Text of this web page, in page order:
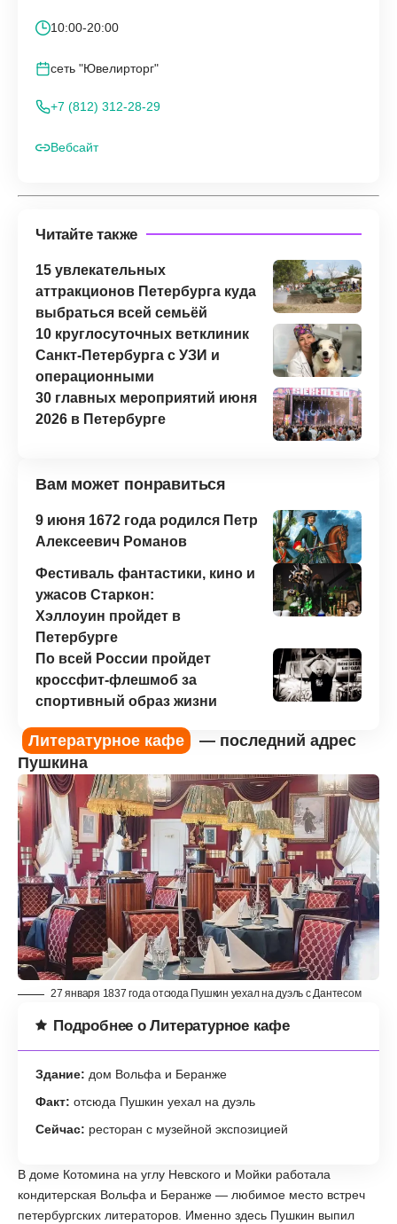
10:00-20:00
сеть "Ювелирторг"
+7 (812) 312-28-29
Вебсайт
Читайте также
15 увлекательных
аттракционов Петербурга куда
выбраться всей семьёй
10 круглосуточных ветклиник
Санкт-Петербурга с УЗИ и
операционными
30 главных мероприятий июня
2026 в Петербурге
Вам может понравиться
9 июня 1672 года родился Петр
Алексеевич Романов
Фестиваль фантастики, кино и
ужасов Старкон:
Хэллоуин пройдет в
Петербурге
По всей России пройдет
кроссфит-флешмоб за
спортивный образ жизни
Литературное кафе
— последний адрес
Пушкина
27 января 1837 года отсюда Пушкин уехал на дуэль с Дантесом
Подробнее о Литературное кафе
Здание: дом Вольфа и Беранже
Факт: отсюда Пушкин уехал на дуэль
Сейчас: ресторан с музейной экспозицией
В доме Котомина на углу Невского и Мойки работала
кондитерская Вольфа и Беранже — любимое место встреч
петербургских литераторов. Именно здесь Пушкин выпил